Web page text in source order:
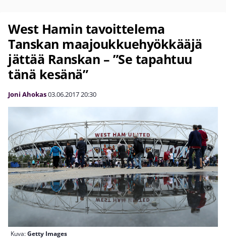
West Hamin tavoittelema
Tanskan maajoukkuehyökkääjä
jättää Ranskan – ”Se tapahtuu
tänä kesänä”
Joni Ahokas03.06.201720:30
Kuva:Getty Images